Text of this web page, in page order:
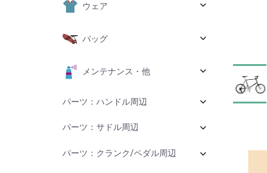
ウェア
バッグ
メンテナンス・他
パーツ：ハンドル周辺
パーツ：サドル周辺
パーツ：クランク/ペダル周辺